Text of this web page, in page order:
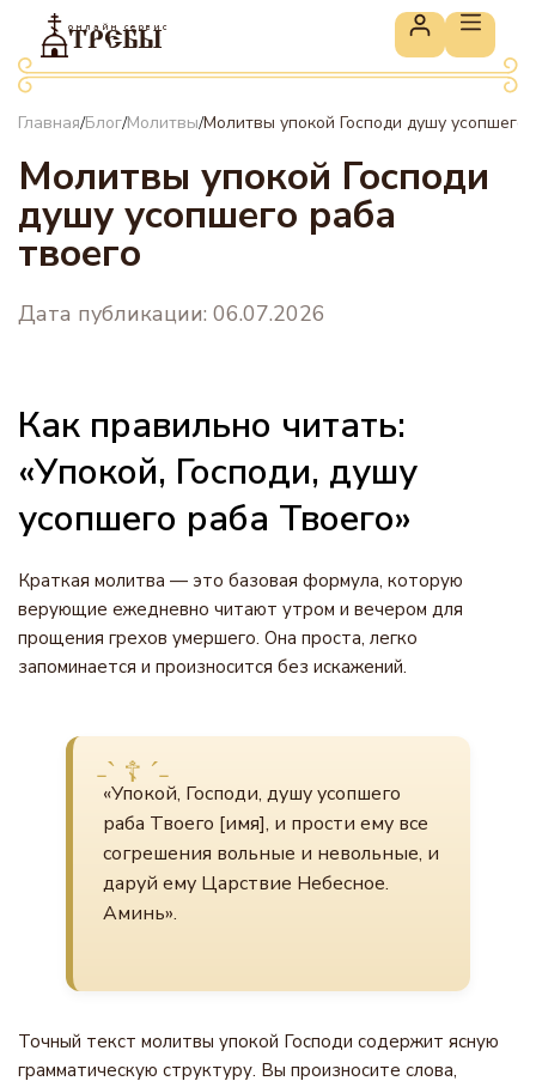
онлайн сервис
ТРЕБЫ
Главная/Блог/Молитвы/Молитвы упокой Господи душу усопшего
Молитвы упокой Господи
душу усопшего раба
твоего
Дата публикации: 06.07.2026
Как правильно читать:
«Упокой, Господи, душу
усопшего раба Твоего»
Краткая молитва — это базовая формула, которую
верующие ежедневно читают утром и вечером для
прощения грехов умершего. Она проста, легко
запоминается и произносится без искажений.
«Упокой, Господи, душу усопшего
раба Твоего [имя], и прости ему все
согрешения вольные и невольные, и
даруй ему Царствие Небесное.
Аминь».
Точный текст молитвы упокой Господи содержит ясную
грамматическую структуру. Вы произносите слова,